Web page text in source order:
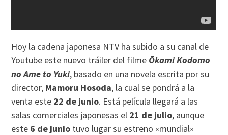
Hoy la cadena japonesa NTV ha subido a su canal de
Youtube este nuevo tráiler del filme Ōkami Kodomo
no Ame to Yuki, basado en una novela escrita por su
director, Mamoru Hosoda, la cual se pondrá a la
venta este 22 de junio. Está película llegará a las
salas comerciales japonesas el 21 de julio, aunque
este 6 de junio tuvo lugar su estreno «mundial»